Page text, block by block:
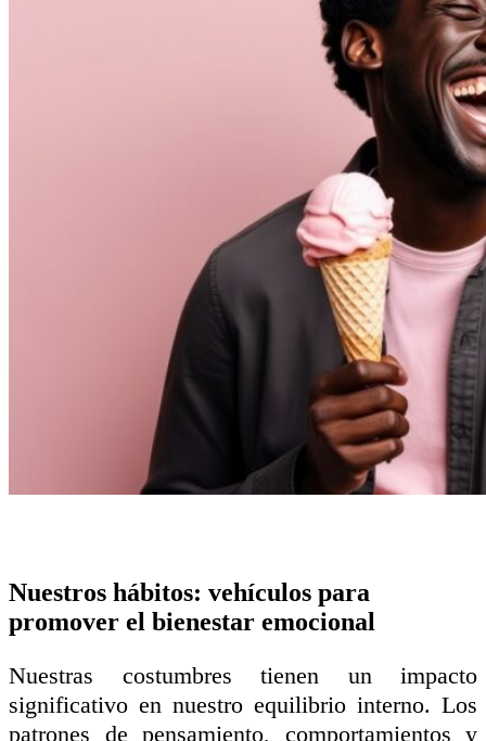
Nuestros hábitos: vehículos para
promover el bienestar emocional
Nuestras costumbres tienen un impacto
significativo en nuestro equilibrio interno. Los
patrones de pensamiento, comportamientos y